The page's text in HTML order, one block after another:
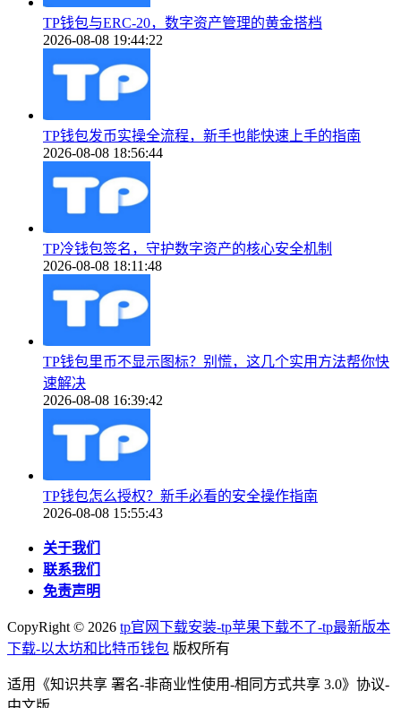
TP钱包与ERC-20，数字资产管理的黄金搭档
2026-08-08 19:44:22
TP钱包发币实操全流程，新手也能快速上手的指南
2026-08-08 18:56:44
TP冷钱包签名，守护数字资产的核心安全机制
2026-08-08 18:11:48
TP钱包里币不显示图标？别慌，这几个实用方法帮你快
速解决
2026-08-08 16:39:42
TP钱包怎么授权？新手必看的安全操作指南
2026-08-08 15:55:43
关于我们
联系我们
免责声明
CopyRight © 2026 tp官网下载安装-tp苹果下载不了-tp最新版本
下载-以太坊和比特币钱包 版权所有
适用《知识共享 署名-非商业性使用-相同方式共享 3.0》协议-